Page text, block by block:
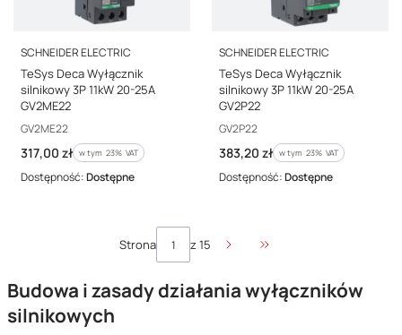
PRODUCENT
SCHNEIDER ELECTRIC
TeSys Deca Wyłącznik
silnikowy 3P 11kW 20-25A
GV2ME22
Kod producenta
GV2ME22
Cena brutto
317,00 zł w tym %s VAT
w tym 23% VAT
Dostępność:Dostępne
PRODUCENT
SCHNEIDER ELECTRIC
TeSys Deca Wyłącznik
silnikowy 3P 11kW 20-25A
GV2P22
Kod producenta
GV2P22
Cena brutto
383,20 zł w tym %s VAT
w tym 23% VAT
Dostępność:Dostępne
Strona z 15
Przejdź do ostatniej
Budowa i zasady działania wyłączników
silnikowych